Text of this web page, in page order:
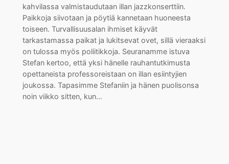
kahvilassa valmistaudutaan illan jazzkonserttiin.
Paikkoja siivotaan ja pöytiä kannetaan huoneesta
toiseen. Turvallisuusalan ihmiset käyvät
tarkastamassa paikat ja lukitsevat ovet, sillä vieraaksi
on tulossa myös poliitikkoja. Seuranamme istuva
Stefan kertoo, että yksi hänelle rauhantutkimusta
opettaneista professoreistaan on illan esiintyjien
joukossa. Tapasimme Stefaniin ja hänen puolisonsa
noin viikko sitten, kun…